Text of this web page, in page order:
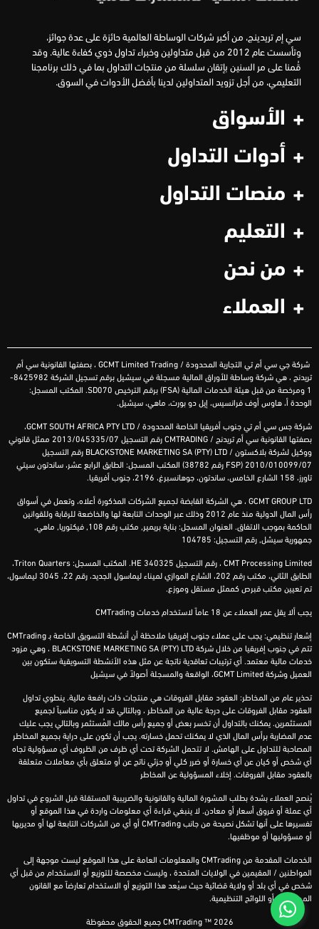
سي إم تريدينج، من أكبر شركات الوساطة العالمية حائزة على عدة جوائز،
وتأسست عام 2012 من قبل متداولين وخبراء تداول ذوي كفاءة عالية. وقد
قُمنا على مر السنين بإتقان سلسلة من منتجات التداول بما في ذلك برنامجنا
التعليمي، من أجل تزويد المتداولين لدينا بأفضل الأدوات في السوق.
الأسواق
أدوات التداول
منصات التداول
التعليم
من نحن
العملاء
شركة جي سي أم تي التجارية المحدودة / GCMT Limited Trading ،
بصفتها القانونية سي أم
تريدنج ، هي شركة وساطة للأوراق المالية مسجلة في سيشيل برقم تسجيل الشركة 8425982-
1 ومرخصة من قبل هيئة الخدمات المالية (
FSA) برقم الترخيص SD070. المكتب المسجل:
الوحدة أ، هاوس أوف فرانسيس، إيل دو بورت، ماهي، سيشيل.
شركة جس سي أم تي جنوب أفريقيا الخاصة المحدودة / GCMT SOUTH AFRICA PTY LTD
،
بصفتها القانونية سي أمتريدنج /
CMTRADING
رقم التسجيل 2013/045335/07 ممثل قانوني
ووكيل لشركة بلاكستون /
BLACKSTONE MARKETING SA (PTY) LTD رقم التسجيل
2010/010099/07 (
FSP رقم 38782) المكتب المسجل: الطابق الرابع عشر، ساندتون سيتي
تاورز، 158 الشارع الخامس، ساندتون، جوهانسبرغ، 2196، جنوب أفريقيا.
GCMT GROUP LTD ، هي الشركة القابضة لجميع الشركات المذكورة أعلاه، وتعمل في أسواق
رأس المال الدولية منذ عام 2012 وذلك عبر الوحدات التابعة لها والخاضعة للرقابة وللقوانين
الحاكمة بموجب الاتفاق. العنوان المسجل: بناية بريمير, مكتب رقم 108, فيكتوريا, ماهي,
جمهورية سيشل, رقم التسجيل: 104785
CMT Processing Limited ، رقم التسجيل HE 340325. المكتب المسجل: Triton Quarters،
الطابق الثاني، مكتب رقم 202، الشارع الموازي لميناء ليماسول الجديد، رقم 22، 3045 ليماسول،
تم تعيين مكتب قبرص كممثل مستقل وموزع.
يجب ألا يقل عمر العملاء عن 18 عاماً لاستخدام خدمات CMTrading
إشعار تنظيمي: يجب على عملاء جنوب إفريقيا ملاحظة أن أنشطة التسويق الخاصة بـ CMTrading
تتم في جنوب إفريقيا من خلال شركة BLACKSTONE MARKETING SA (PTY) LTD ، وهي مزود
خدمات مالية معتمد. أي ترتيبات تعاقدية ناتجة عن مثل هذه الأنشطة التسويقية ستكون بين
العميل وشركة GCMT Limited، الواقعة والمسجلة أصولاً في سيشيل
تحذير عام من المخاطر: العقود مقابل الفروقات هي منتجات ذات رافعة مالية. ينطوي تداول
العقود مقابل الفروقات على درجة عالية من المخاطر ، وبالتالي قد لا يكون مناسباً لجميع
المستثمرين. يمكنك بالتداول أن تخسر بعض أو جميع رأس مالك المُستثمر وبالتالي يجب عليك
عدم المضاربة برأس المال الذي لا يمكنك تحمل خسارته. يجب أن تكون على دراية بجميع المخاطر
المصاحبة للتداول على الهامش. لا تتحمل الشركة تحت أي ظرف من الظروف أي مسؤولية تجاه
أي شخص أو كيان عن أي خسارة أو ضرر كلي أو جزئي ناتج عن أو متعلق بأي معاملات متعلقة
بالعقود مقابل الفروقات. إخلاء المسؤولية عن المخاطر
يُنصح العملاء بشدة بطلب المشورة المالية والقانونية والضريبية المستقلة قبل الشروع في تداول
أي عملة أو فروق أسعار أو معادن. لا ينبغي قراءة أي معلومات واردة في هذا الموقع أو
تفسيرها على أنها تشكل نصيحة من جانب CMTrading أو أي من الشركات التابعة لها أو مديريها
أو مسؤوليها أو موظفيها.
الخدمات المقدمة من CMTrading والمعلومات العامة على هذا الموقع ليست موجهة إلى
المواطنين / المقيمين في الولايات المتحدة ، وليست مخصصة للتوزيع أو الاستخدام من قبل أي
شخص في أي بلد أو ولاية قضائية حيث سيُعد هذا التوزيع أو الاستخدام تعارضاً مع القانون
المحلي و / أو اللوائح التنظيمية.
CMTrading ™ 2026 جميع الحقوق محفوظة